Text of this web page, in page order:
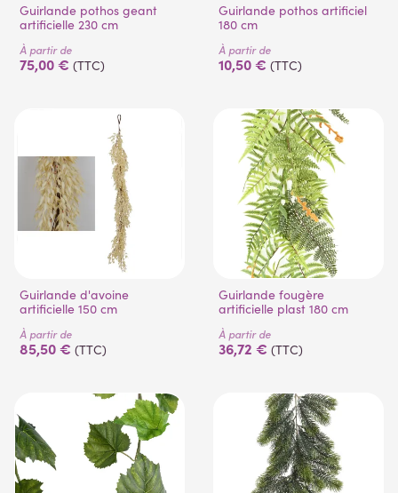
Guirlande pothos geant
artificielle 230 cm
À partir de
75,00 € (TTC)
Guirlande pothos artificiel
180 cm
À partir de
10,50 € (TTC)
Guirlande d'avoine
artificielle 150 cm
À partir de
85,50 € (TTC)
Guirlande fougère
artificielle plast 180 cm
À partir de
36,72 € (TTC)